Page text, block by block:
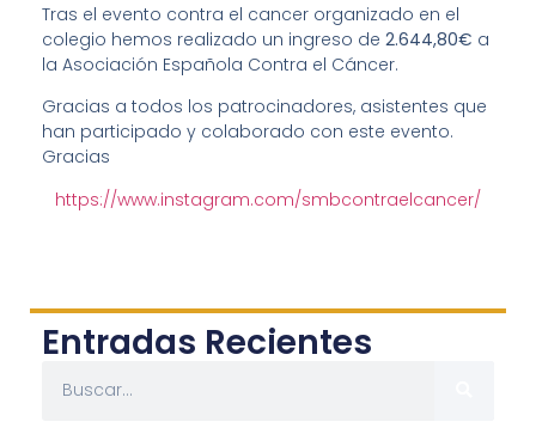
Tras el evento contra el cancer organizado en el
colegio hemos realizado un ingreso de 2.644,80€ a
la Asociación Española Contra el Cáncer.
Gracias a todos los patrocinadores, asistentes que
han participado y colaborado con este evento.
Gracias
https://www.instagram.com/smbcontraelcancer/
Entradas Recientes